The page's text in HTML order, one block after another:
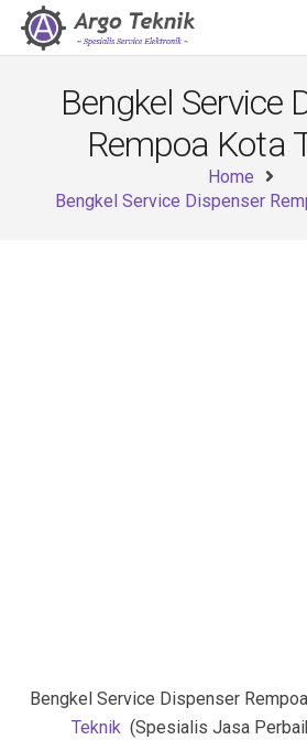
Bengkel Service
Rempoa Kota
Home
Bengkel Service Dispenser
Bengkel Service Dispenser
Teknik (Spesialis Jasa